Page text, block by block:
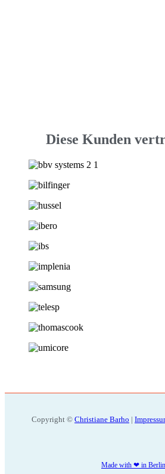
Diese Kunden
Copyright © Christiane Barho |
Made with ❤ in Berlin